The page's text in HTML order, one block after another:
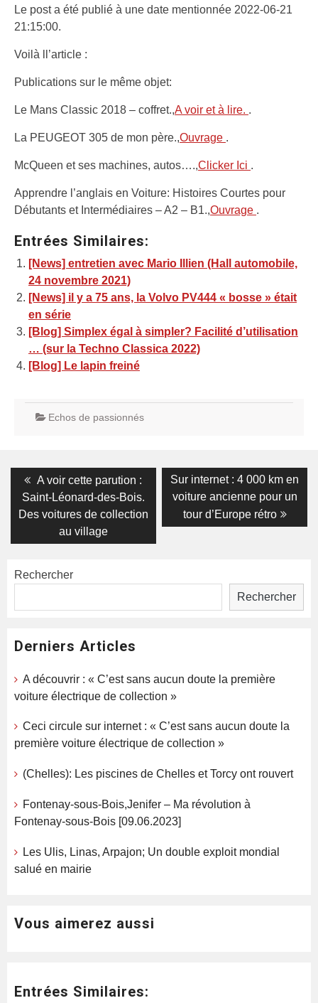
Le post a été publié à une date mentionnée 2022-06-21
21:15:00.
Voilà ll’article :
Publications sur le même objet:
Le Mans Classic 2018 – coffret.,A voir et à lire. .
La PEUGEOT 305 de mon père.,Ouvrage .
McQueen et ses machines, autos….,Clicker Ici .
Apprendre l’anglais en Voiture: Histoires Courtes pour
Débutants et Intermédiaires – A2 – B1.,Ouvrage .
Entrées Similaires:
[News] entretien avec Mario Illien (Hall automobile,
24 novembre 2021)
[News] il y a 75 ans, la Volvo PV444 « bosse » était
en série
[Blog] Simplex égal à simpler? Facilité d’utilisation
… (sur la Techno Classica 2022)
[Blog] Le lapin freiné
Echos de passionnés
Navigation
de
l’article
Previous
post:
A voir cette parution :
Saint-Léonard-des-Bois.
Des voitures de collection
au village
Next
post:
Sur internet : 4 000 km en
voiture ancienne pour un
tour d’Europe rétro
Rechercher
Rechercher
Derniers Articles
A découvrir : « C’est sans aucun doute la première
voiture électrique de collection »
Ceci circule sur internet : « C’est sans aucun doute la
première voiture électrique de collection »
(Chelles): Les piscines de Chelles et Torcy ont rouvert
Fontenay-sous-Bois,Jenifer – Ma révolution à
Fontenay-sous-Bois [09.06.2023]
Les Ulis, Linas, Arpajon; Un double exploit mondial
salué en mairie
Vous aimerez aussi
Entrées Similaires: